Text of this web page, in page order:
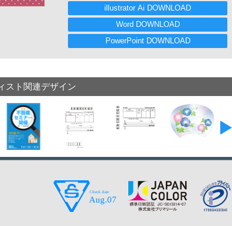
illustrator Ai DOWNLOAD
Word DOWNLOAD
PowerPoint DOWNLOAD
スト関連デザイン